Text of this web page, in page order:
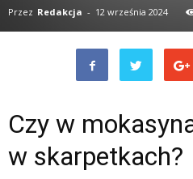
Przez Redakcja - 12 września 2024
Czy w
w skarpetkach?